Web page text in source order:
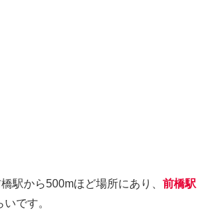
駅から500mほど場所にあり、 前橋駅
いです。